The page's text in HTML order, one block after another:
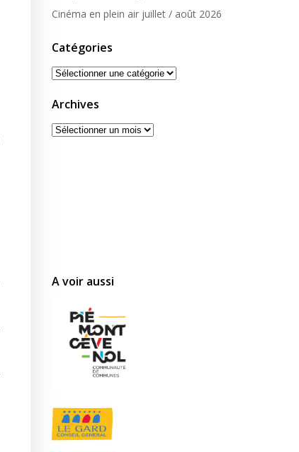
Cinéma en plein air juillet / août 2026
Catégories
Catégories
Archives
Archives
A voir aussi